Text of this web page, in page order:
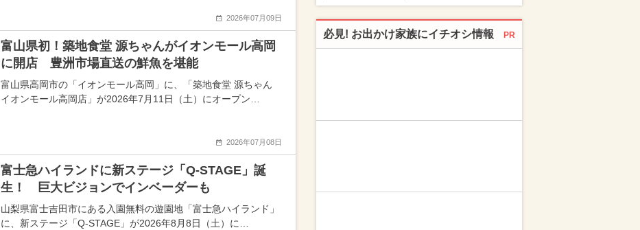
2026年07月09日
富山県初！築地食堂 源ちゃんがイオンモール高岡
に開店 豊洲市場直送の鮮魚を堪能
富山県高岡市の「イオンモール高岡」に、「築地食堂 源ちゃん
イオンモール高岡店」が2026年7月11日（土）にオープン…
2026年07月08日
富士急ハイランドに新ステージ「Q-STAGE」誕
生！ 巨大ビジョンでインベーダーも
山梨県富士吉田市にある入園無料の遊園地「富士急ハイランド」
に、新ステージ「Q-STAGE」が2026年8月8日（土）に…
必見! お出かけ家族にイチオシ情報 PR